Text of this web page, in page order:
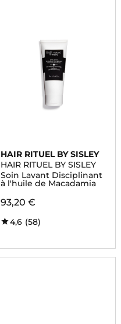
HAIR RITUEL BY SISLEY
HAIR RITUEL BY SISLEY
Soin Lavant Disciplinant
à l'huile de Macadamia
93,20 €
4,6 (58)